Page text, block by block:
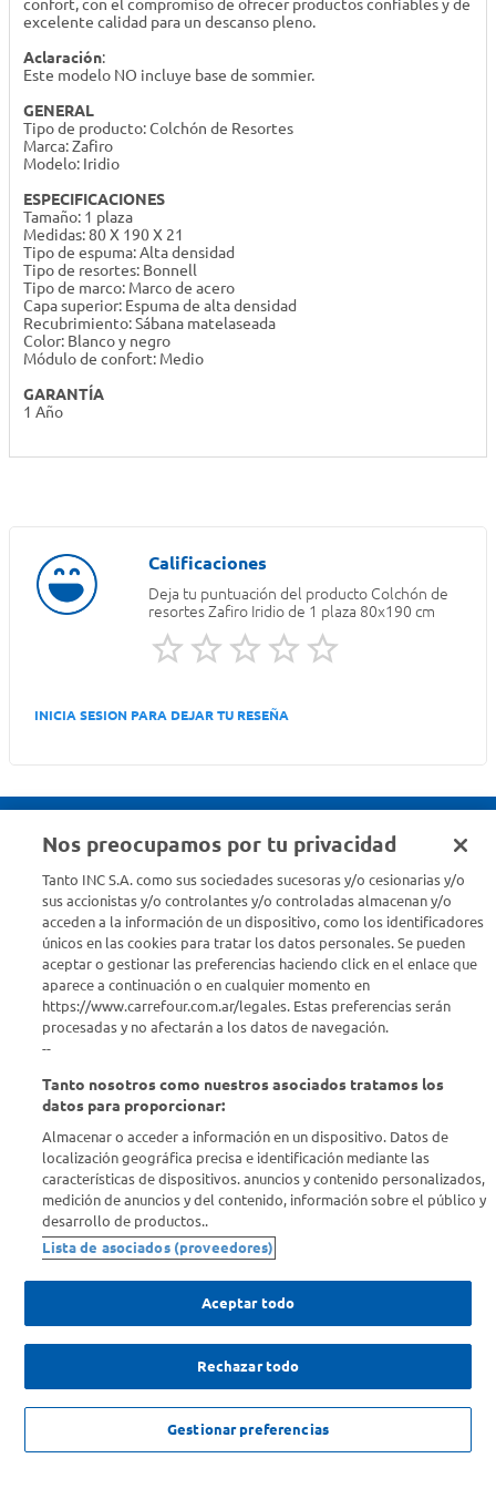
NO DISPONIBLE
confort, con el compromiso de ofrecer productos confiables y de
excelente calidad para un descanso pleno.
Aclaración:
Este modelo NO incluye base de sommier.
GENERAL
Tipo de producto: Colchón de Resortes
Marca: Zafiro
Modelo: Iridio
ESPECIFICACIONES
Tamaño: 1 plaza
Medidas: 80 X 190 X 21
Tipo de espuma: Alta densidad
Tipo de resortes: Bonnell
Tipo de marco: Marco de acero
Capa superior: Espuma de alta densidad
Recubrimiento: Sábana matelaseada
Color: Blanco y negro
Módulo de confort: Medio
GARANTÍA
1 Año
Deja tu puntuación del producto Colchón de
resortes Zafiro Iridio de 1 plaza 80x190 cm
INICIA SESION PARA DEJAR TU RESEÑA
Estamos para ayudarte
¿Tenés una consulta? Comunicate con nosotros acá
Descubrí Carrefour
Conocenos
Info útil
Comprá Online
Nos preocupamos por tu privacidad
Tanto INC S.A. como sus sociedades sucesoras y/o cesionarias y/o
sus accionistas y/o controlantes y/o controladas almacenan y/o
acceden a la información de un dispositivo, como los identificadores
únicos en las cookies para tratar los datos personales. Se pueden
aceptar o gestionar las preferencias haciendo click en el enlace que
aparece a continuación o en cualquier momento en
https://www.carrefour.com.ar/legales. Estas preferencias serán
procesadas y no afectarán a los datos de navegación.
--
Tanto nosotros como nuestros asociados tratamos los
datos para proporcionar:
Almacenar o acceder a información en un dispositivo. Datos de
localización geográfica precisa e identificación mediante las
características de dispositivos. anuncios y contenido personalizados,
medición de anuncios y del contenido, información sobre el público y
desarrollo de productos..
Lista de asociados (proveedores)
Aceptar todo
Rechazar todo
Gestionar preferencias